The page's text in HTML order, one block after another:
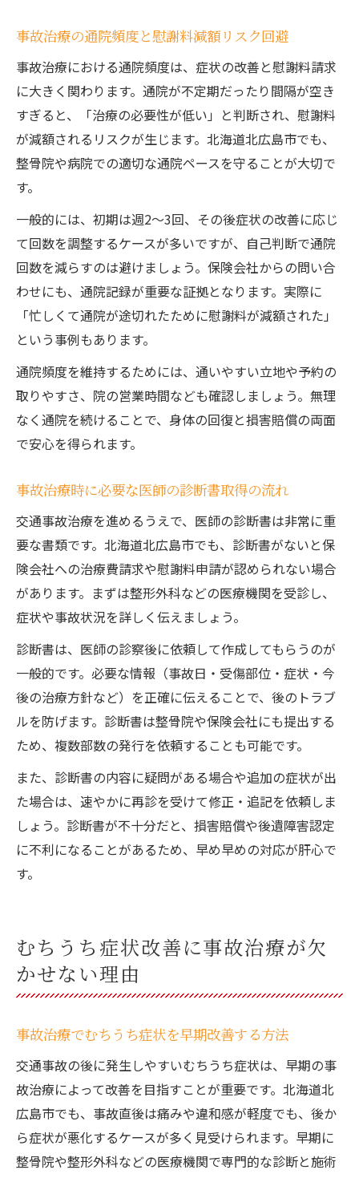
事故治療の通院頻度と慰謝料減額リスク回避
事故治療における通院頻度は、症状の改善と慰謝料請求
に大きく関わります。通院が不定期だったり間隔が空き
すぎると、「治療の必要性が低い」と判断され、慰謝料
が減額されるリスクが生じます。北海道北広島市でも、
整骨院や病院での適切な通院ペースを守ることが大切で
す。
一般的には、初期は週2〜3回、その後症状の改善に応じ
て回数を調整するケースが多いですが、自己判断で通院
回数を減らすのは避けましょう。保険会社からの問い合
わせにも、通院記録が重要な証拠となります。実際に
「忙しくて通院が途切れたために慰謝料が減額された」
という事例もあります。
通院頻度を維持するためには、通いやすい立地や予約の
取りやすさ、院の営業時間なども確認しましょう。無理
なく通院を続けることで、身体の回復と損害賠償の両面
で安心を得られます。
事故治療時に必要な医師の診断書取得の流れ
交通事故治療を進めるうえで、医師の診断書は非常に重
要な書類です。北海道北広島市でも、診断書がないと保
険会社への治療費請求や慰謝料申請が認められない場合
があります。まずは整形外科などの医療機関を受診し、
症状や事故状況を詳しく伝えましょう。
診断書は、医師の診察後に依頼して作成してもらうのが
一般的です。必要な情報（事故日・受傷部位・症状・今
後の治療方針など）を正確に伝えることで、後のトラブ
ルを防げます。診断書は整骨院や保険会社にも提出する
ため、複数部数の発行を依頼することも可能です。
また、診断書の内容に疑問がある場合や追加の症状が出
た場合は、速やかに再診を受けて修正・追記を依頼しま
しょう。診断書が不十分だと、損害賠償や後遺障害認定
に不利になることがあるため、早め早めの対応が肝心で
す。
むちうち症状改善に事故治療が欠
かせない理由
事故治療でむちうち症状を早期改善する方法
交通事故の後に発生しやすいむちうち症状は、早期の事
故治療によって改善を目指すことが重要です。北海道北
広島市でも、事故直後は痛みや違和感が軽度でも、後か
ら症状が悪化するケースが多く見受けられます。早期に
整骨院や整形外科などの医療機関で専門的な診断と施術